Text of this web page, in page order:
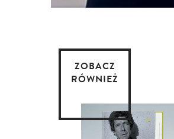
ZOBACZ
RÓWNIEŻ